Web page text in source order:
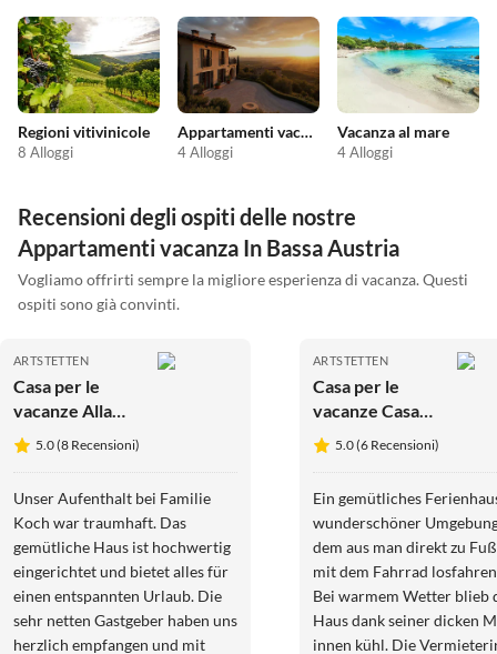
Regioni vitivinicole
8 Alloggi
Appartamenti vacanze economici
4 Alloggi
Vacanza al mare
4 Alloggi
Recensioni degli ospiti delle nostre
Appartamenti vacanza In Bassa Austria
Vogliamo offrirti sempre la migliore esperienza di vacanza. Questi
ospiti sono già convinti.
ARTSTETTEN
Casa per le
vacanze Alla
vecchia fucina
5.0 (8 Recensioni)
Unser Aufenthalt bei Familie
Koch war traumhaft. Das
gemütliche Haus ist hochwertig
eingerichtet und bietet alles für
einen entspannten Urlaub. Die
sehr netten Gastgeber haben uns
herzlich empfangen und mit
ARTSTETTEN
Casa per le
vacanze Casa
vacanze
Goldegg
5.0 (6 Recensioni)
Ein gemütliches
wunderschöner
dem aus man direkt zu
mit dem Fahrrad
Bei warmem Wetter blieb
Haus dank seiner dicken
innen kühl. Die